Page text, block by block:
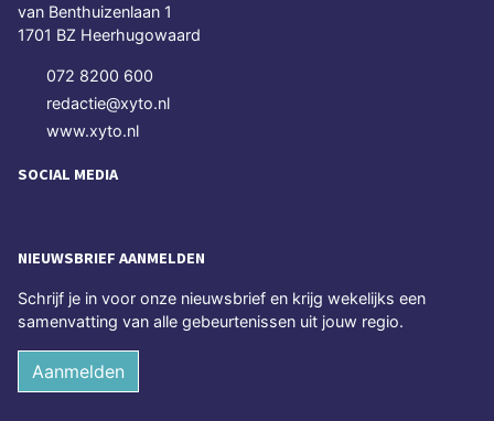
van Benthuizenlaan 1
1701 BZ Heerhugowaard
072 8200 600
redactie@xyto.nl
www.xyto.nl
SOCIAL MEDIA
NIEUWSBRIEF AANMELDEN
Schrijf je in voor onze nieuwsbrief en krijg wekelijks een
samenvatting van alle gebeurtenissen uit jouw regio.
Aanmelden